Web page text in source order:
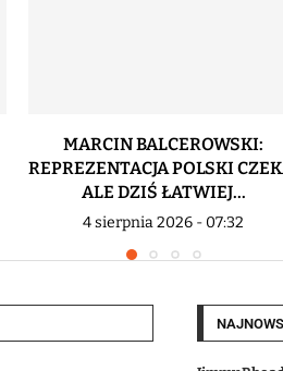
MARCIN BALCEROWSKI:
REPREZENTACJA POLSKI
ALE DZIŚ ŁATWIEJ...
4 sierpnia 2026 - 07:32